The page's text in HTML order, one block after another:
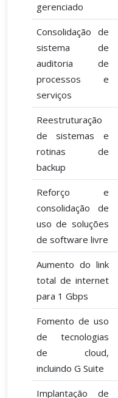
gerenciado
Consolidação de
sistema de
auditoria de
processos e
serviços
Reestruturação
de sistemas e
rotinas de
backup
Reforço e
consolidação de
uso de soluções
de software livre
Aumento do link
total de internet
para 1 Gbps
Fomento de uso
de tecnologias
de cloud,
incluindo G Suite
Implantação de